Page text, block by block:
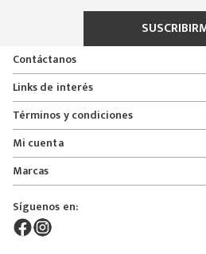
Contáctanos
Encuentra tu tienda
Formulario de solicitudes
Servicio al cliente
Línea nacional 01 8000 112674
Bogotá 6767876
Calle 164# 21 - 53, Bogotá, Colombia
servicioalcliente@mybosi.com
NIT: 860.520.243-4
Links de interés
Quienes somos
Políticas de entrega, cambio y devolución
Políticas de privacidad
Preguntas frecuentes
Glosario
Derecho de retracto
Superintendencia de instrudria y comercio
Términos y condiciones
Promociones
Crédito Addi
Bono regalo
Mi cuenta
Rastrear mi pedido
Lista de deseos
Pedidos
Marcas
Bosi
Bambino
ADT Motowear
Síguenos en: